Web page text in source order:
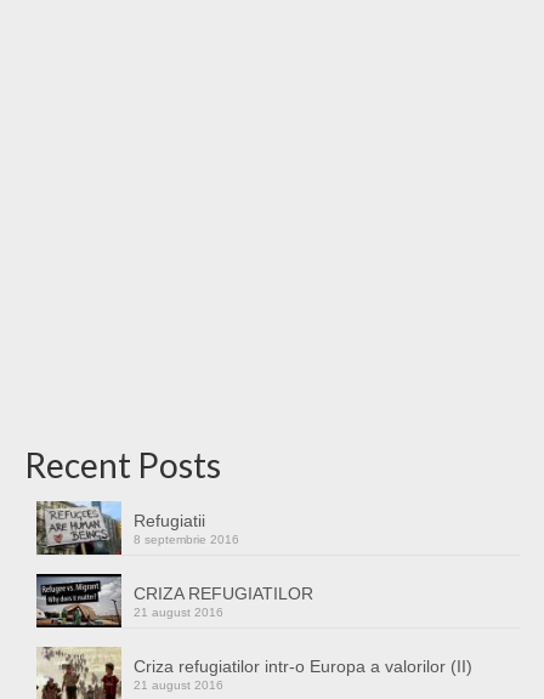
Recent Posts
Refugiatii
8 septembrie 2016
CRIZA REFUGIATILOR
21 august 2016
Criza refugiatilor intr-o Europa a valorilor (II)
21 august 2016